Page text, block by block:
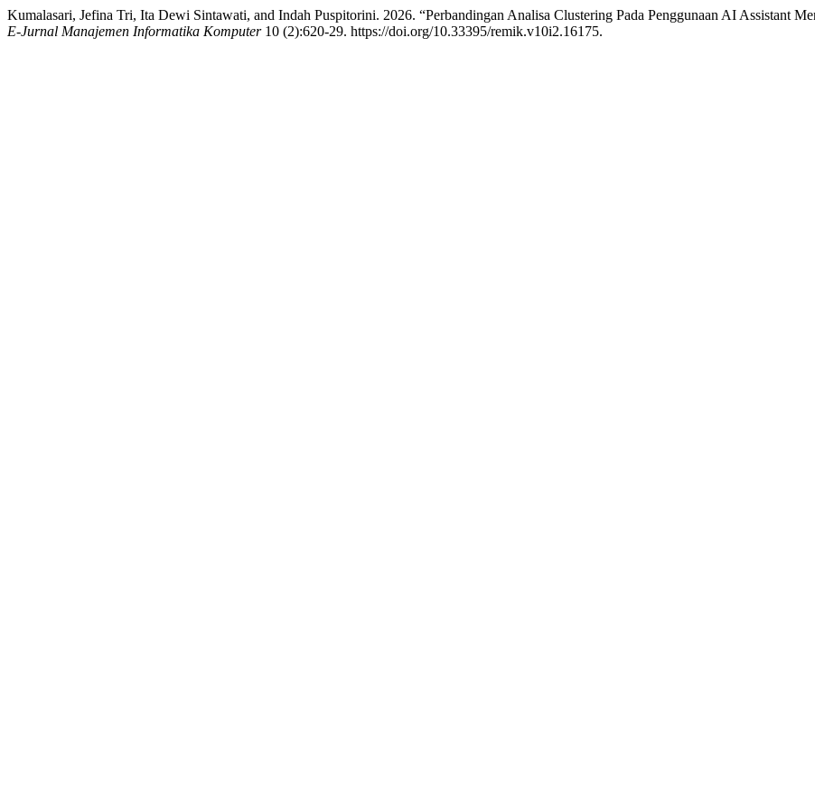
Kumalasari, Jefina Tri, Ita Dewi Sintawati, and Indah Puspitorini. 2026. “Perbandingan Analisa Clustering Pada Penggunaan AI Assistant
E-Jurnal Manajemen Informatika Komputer10 (2):620-29. https://doi.org/10.33395/remik.v10i2.16175.